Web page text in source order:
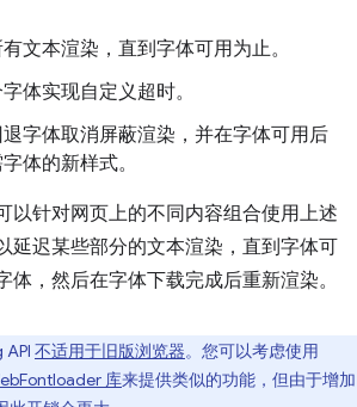
文本渲染，直到字体可用为止。
体实现自定义超时。
字体取消屏蔽渲染，并在字体可用后
体的新样式。
以针对网页上的不同内容组合使用上述
延迟某些部分的文本渲染，直到字体可
体，然后在字体下载完成后重新渲染。
API 不适用于旧版浏览器。您可以考虑使用
库来提供类似的功能，但由于增加